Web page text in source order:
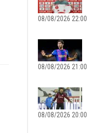
08/08/2026 22:00
08/08/2026 21:00
08/08/2026 20:00